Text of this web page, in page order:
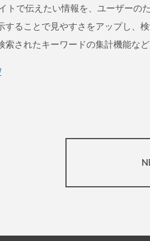
で伝えたい情報を、ユーザーの
ることで⾒やすさをアップし、
索されたキーワードの集計機能な